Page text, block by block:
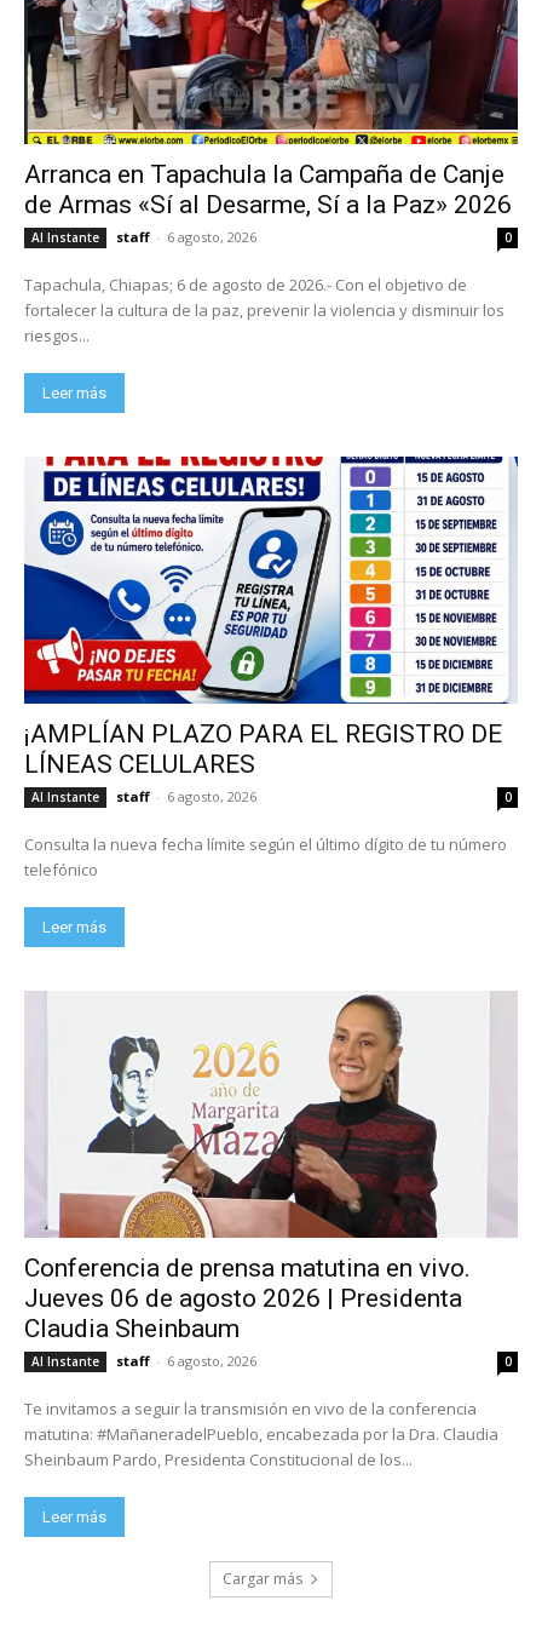
Arranca en Tapachula la Campaña de Canje
de Armas «Sí al Desarme, Sí a la Paz» 2026
Al Instante staff - 6 agosto, 2026 0
Tapachula, Chiapas; 6 de agosto de 2026.- Con el objetivo de
fortalecer la cultura de la paz, prevenir la violencia y disminuir los
riesgos...
Leer más
¡AMPLÍAN PLAZO PARA EL REGISTRO DE
LÍNEAS CELULARES
Al Instante staff - 6 agosto, 2026 0
Consulta la nueva fecha límite según el último dígito de tu número
telefónico
Leer más
Conferencia de prensa matutina en vivo.
Jueves 06 de agosto 2026 | Presidenta
Claudia Sheinbaum
Al Instante staff - 6 agosto, 2026 0
Te invitamos a seguir la transmisión en vivo de la conferencia
matutina: #MañaneradelPueblo, encabezada por la Dra. Claudia
Sheinbaum Pardo, Presidenta Constitucional de los...
Leer más
Cargar más